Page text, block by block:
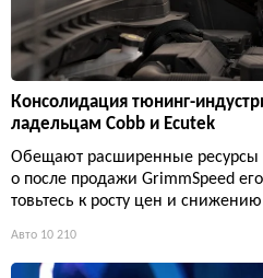
Консолидация тюнинг-
ладельцам Cobb и Ecutek
Обещают расширенные ресурсы
о после продажи GrimmSpeed
товьтесь к росту цен и
Авто 10 210